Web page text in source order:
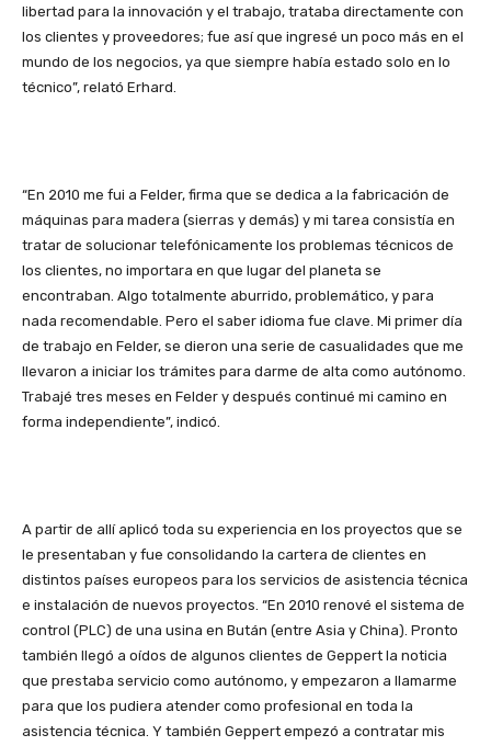
libertad para la innovación y el trabajo, trataba directamente con
los clientes y proveedores; fue así que ingresé un poco más en el
mundo de los negocios, ya que siempre había estado solo en lo
técnico”, relató Erhard.
“En 2010 me fui a Felder, firma que se dedica a la fabricación de
máquinas para madera (sierras y demás) y mi tarea consistía en
tratar de solucionar telefónicamente los problemas técnicos de
los clientes, no importara en que lugar del planeta se
encontraban. Algo totalmente aburrido, problemático, y para
nada recomendable. Pero el saber idioma fue clave. Mi primer día
de trabajo en Felder, se dieron una serie de casualidades que me
llevaron a iniciar los trámites para darme de alta como autónomo.
Trabajé tres meses en Felder y después continué mi camino en
forma independiente”, indicó.
A partir de allí aplicó toda su experiencia en los proyectos que se
le presentaban y fue consolidando la cartera de clientes en
distintos países europeos para los servicios de asistencia técnica
e instalación de nuevos proyectos. “En 2010 renové el sistema de
control (PLC) de una usina en Bután (entre Asia y China). Pronto
también llegó a oídos de algunos clientes de Geppert la noticia
que prestaba servicio como autónomo, y empezaron a llamarme
para que los pudiera atender como profesional en toda la
asistencia técnica. Y también Geppert empezó a contratar mis